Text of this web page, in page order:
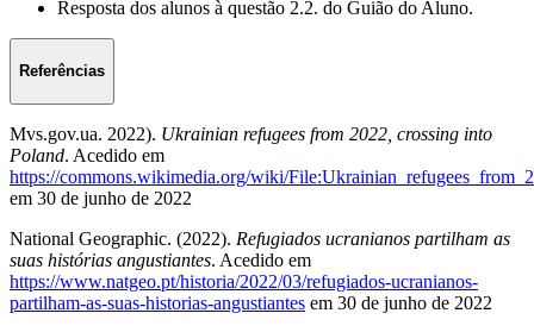
Resposta dos alunos à questão 2.2. do Guião do Aluno.
Referências
Mvs.gov.ua. 2022). Ukrainian refugees from 2022, crossing into
Poland. Acedido em
https://commons.wikimedia.org/wiki/
em 30 de junho de 2022
National Geographic. (2022). Refugiados ucranianos partilham as
suas histórias angustiantes. Acedido em
https://www.natgeo.pt/historia/2022/03/refugiados-ucranianos-
partilham-as-suas-historias-angustiantes em 30 de junho de 2022